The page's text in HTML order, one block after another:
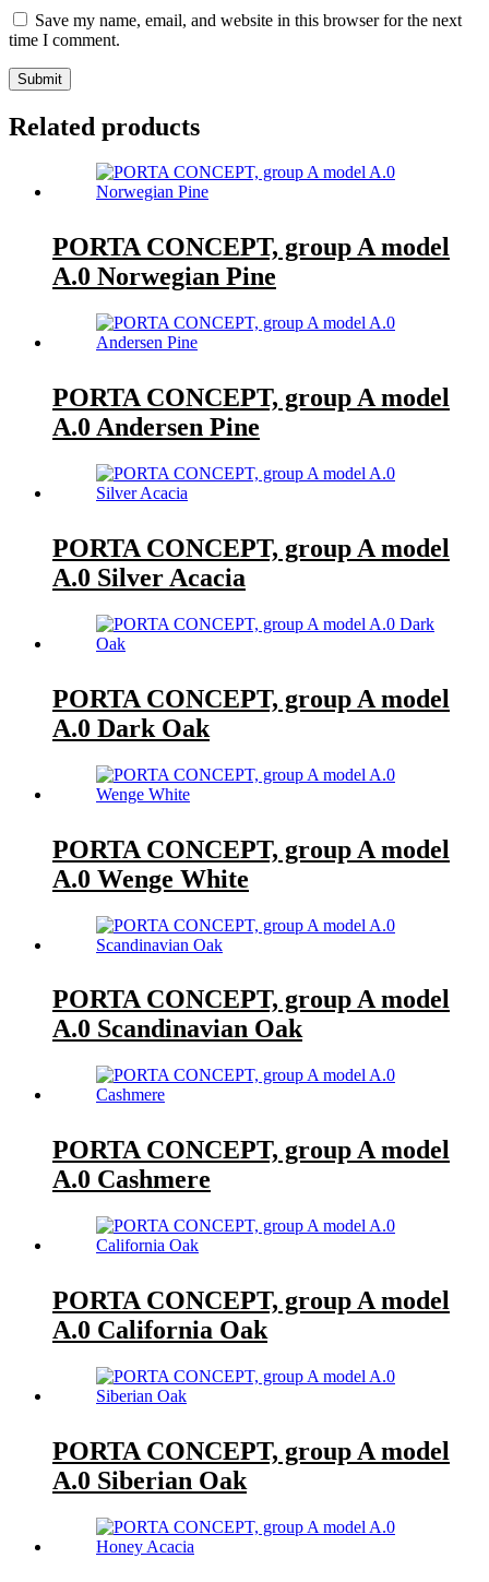
Save my name, email, and website in this browser for the next
time I comment.
Submit
Related products
PORTA CONCEPT, group A model
A.0 Norwegian Pine
PORTA CONCEPT, group A model
A.0 Andersen Pine
PORTA CONCEPT, group A model
A.0 Silver Acacia
PORTA CONCEPT, group A model
A.0 Dark Oak
PORTA CONCEPT, group A model
A.0 Wenge White
PORTA CONCEPT, group A model
A.0 Scandinavian Oak
PORTA CONCEPT, group A model
A.0 Cashmere
PORTA CONCEPT, group A model
A.0 California Oak
PORTA CONCEPT, group A model
A.0 Siberian Oak